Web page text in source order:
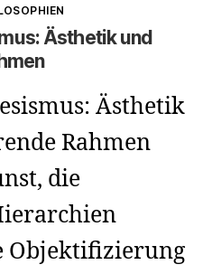
Ästhetik und
Ästhetik
Rahmen
die
Objektifizierung